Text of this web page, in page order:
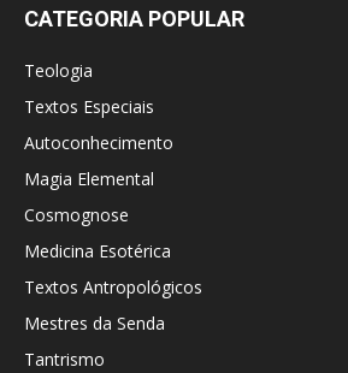
CATEGORIA POPULAR
Teologia
Textos Especiais
Autoconhecimento
Magia Elemental
Cosmognose
Medicina Esotérica
Textos Antropológicos
Mestres da Senda
Tantrismo